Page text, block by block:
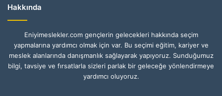
Hakkında
Eniyimeslekler.com gençlerin gelecekleri hakkında seçim
yapmalarına yardımcı olmak için var. Bu seçimi eğitim, kariyer ve
meslek alanlarında danışmanlık sağlayarak yapıyoruz. Sunduğumuz
bilgi, tavsiye ve fırsatlarla sizleri parlak bir geleceğe yönlendirmeye
yardımcı oluyoruz.